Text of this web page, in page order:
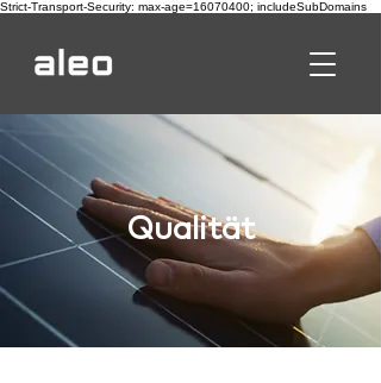
Strict-Transport-Security: max-age=16070400; includeSubDomains
Qualität